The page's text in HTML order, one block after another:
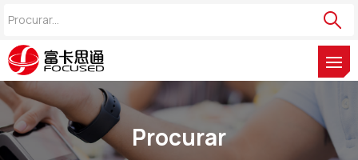
Procurar